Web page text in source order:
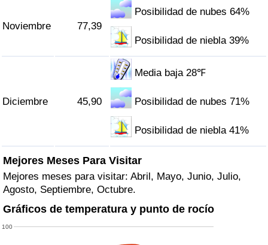
Noviembre 77,39
Posibilidad de nubes 64%
Posibilidad de niebla 39%
Diciembre 45,90
Media baja 28℉
Posibilidad de nubes 71%
Posibilidad de niebla 41%
Mejores Meses Para Visitar
Mejores meses para visitar: Abril, Mayo, Junio, Julio,
Agosto, Septiembre, Octubre.
Gráficos de temperatura y punto de rocío
100